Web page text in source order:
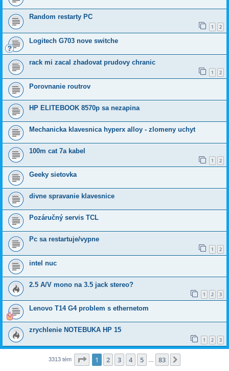
Random restarty PC
1 2
Logitech G703 nove switche
rack mi zacal zhadovat prudovy chranic
1 2
Porovnanie routrov
HP ELITEBOOK 8570p sa nezapina
Mechanicka klavesnica hyperx alloy - zlomeny uchyt
100m cat 7a kabel
1 2
Geeky sietovka
divne spravanie klavesnice
Pozáručný servis TCL
Pc sa restartuje/vypne
1 2
intel nuc
2.5 A/V mono na 3.5 jack stereo?
1 2 3
Lenovo T14 G4 problem s ethernetom
zrychlenie NOTEBUKA HP 15
1 2 3
3313 tém Strana z83
1 2 3 4 5 83